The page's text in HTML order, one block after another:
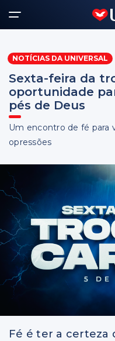
NOTÍCIAS DA UNIVERSAL
Sexta-feira da
oportunidade
pés de Deus
Um encontro de fé para
opressões
Fé é ter a certeza